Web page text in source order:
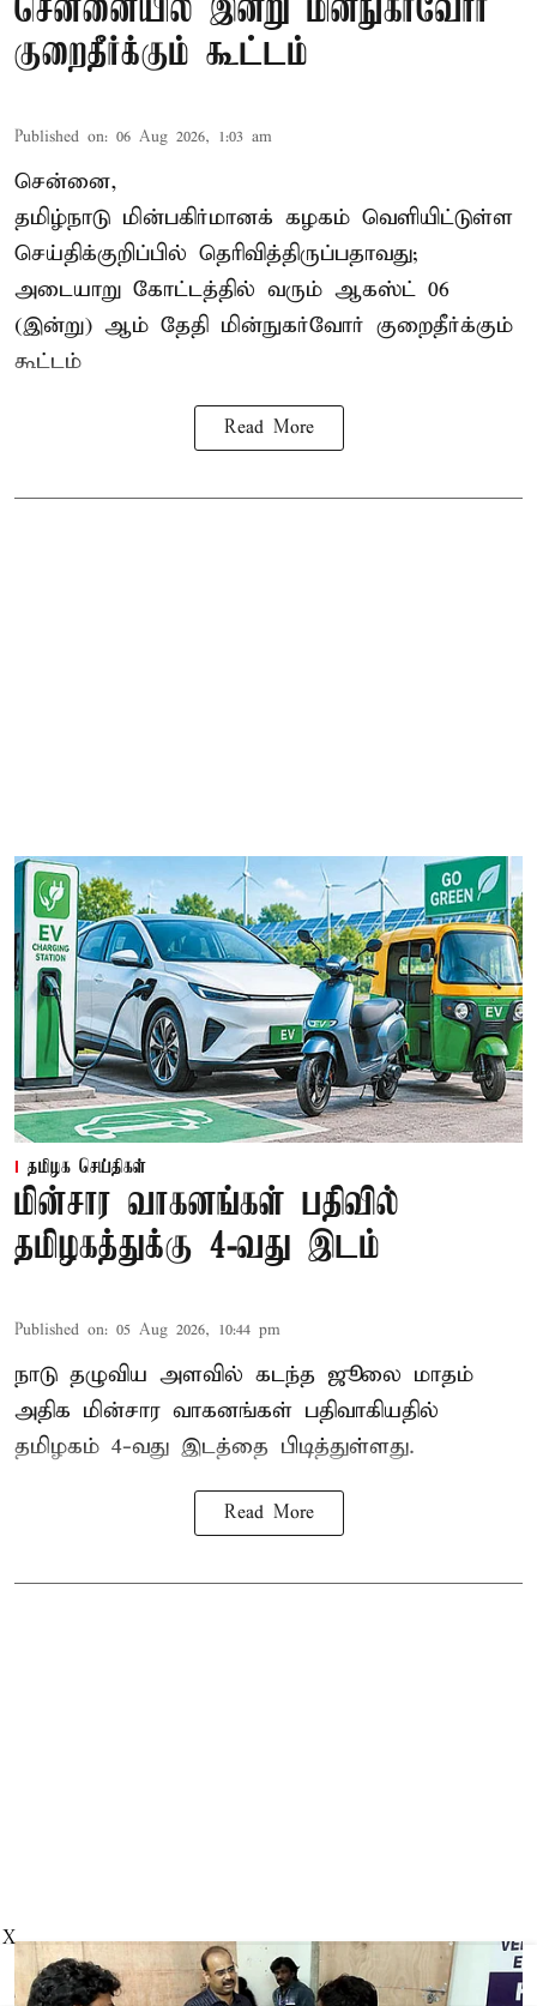
சென்னையில் இன்று மின்நுகர்வோர்
குறைதீர்க்கும் கூட்டம்
Published on: 06 Aug 2026, 1:03 am
சென்னை,
தமிழ்நாடு மின்பகிர்மானக் கழகம் வெளியிட்டுள்ள
செய்திக்குறிப்பில் தெரிவித்திருப்பதாவது;
அடையாறு கோட்டத்தில் வரும் ஆகஸ்ட் 06
(இன்று) ஆம் தேதி மின்நுகர்வோர் குறைதீர்க்கும்
கூட்டம்
Read More
தமிழக செய்திகள்
மின்சார வாகனங்கள் பதிவில்
தமிழகத்துக்கு 4-வது இடம்
Published on: 05 Aug 2026, 10:44 pm
நாடு தழுவிய அளவில் கடந்த ஜூலை மாதம்
அதிக மின்சார வாகனங்கள் பதிவாகியதில்
தமிழகம் 4-வது இடத்தை பிடித்துள்ளது.
Read More
X